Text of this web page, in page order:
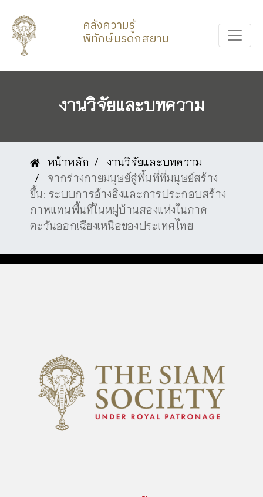
คลังความรู้
พิทักษ์มรดกสยาม
งานวิจัยและบทความ
หน้าหลัก
งานวิจัยและบทความ
จากร่างกายมนุษย์สู่พื้นที่ที่มนุษย์สร้าง
ขึ้น: ระบบการอ้างอิงและการประกอบสร้าง
ภาพแทนพื้นที่ในหมู่บ้านสองแห่งในภาค
ตะวันออกเฉียงเหนือของประเทศไทย